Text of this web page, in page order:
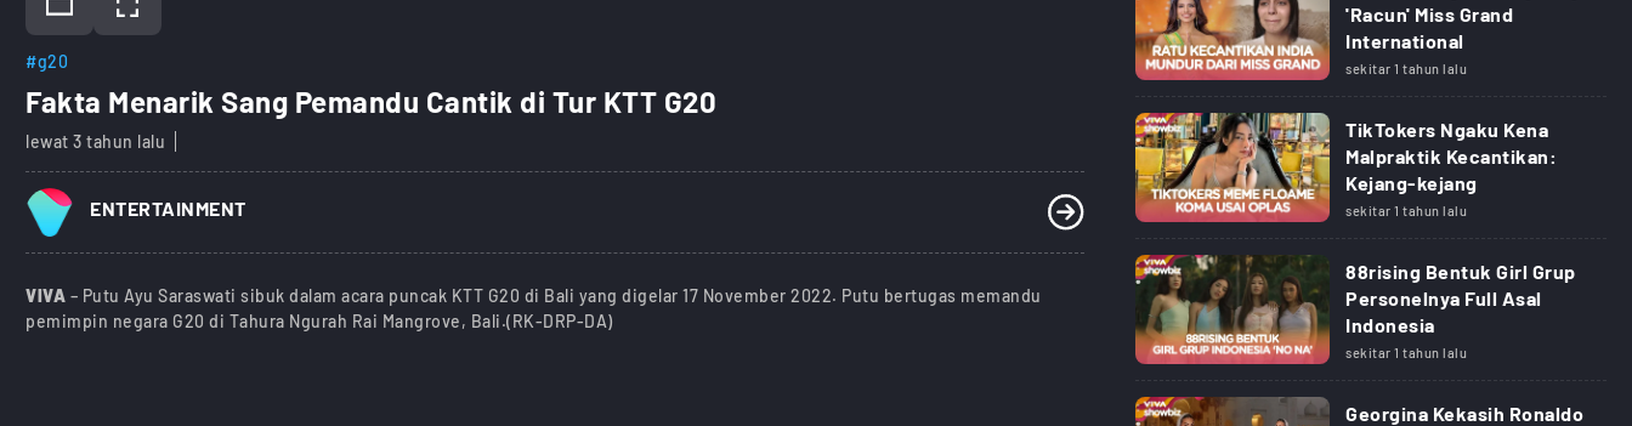
#g20
Fakta Menarik Sang Pemandu Cantik di Tur KTT G20
lewat 3 tahun lalu
ENTERTAINMENT
VIVA – Putu Ayu Saraswati sibuk dalam acara puncak KTT G20 di Bali yang digelar 17 November 2022. Putu bertugas memandu
pemimpin negara G20 di Tahura Ngurah Rai Mangrove, Bali.(RK-DRP-DA)
'Racun' Miss Grand
International
sekitar 1 tahun lalu
TikTokers Ngaku Kena
Malpraktik Kecantikan:
Kejang-kejang
sekitar 1 tahun lalu
88rising Bentuk Girl Grup
Personelnya Full Asal
Indonesia
sekitar 1 tahun lalu
Georgina Kekasih Ronaldo